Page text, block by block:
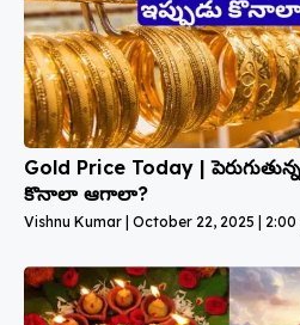
Gold Price Today |
కొనాలా ఆగాలా?
Vishnu Kumar October 22, 2025 2:00